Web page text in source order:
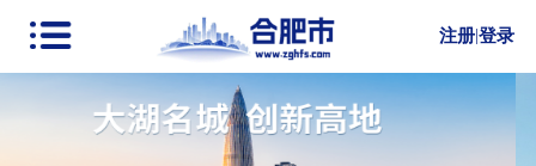
注册 |登录